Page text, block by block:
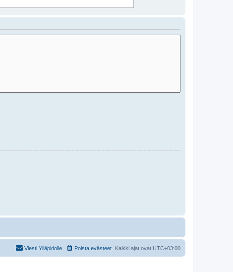
Kaikki ajat ovat UTC+03:00
Poista evästeet
Viesti Ylläpidolle